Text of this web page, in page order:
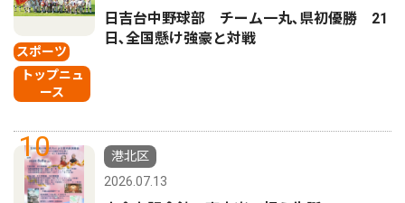
スポーツ
トップニュ
ース
日吉台中野球部 チーム一丸､県初優勝 21
日､全国懸け強豪と対戦
10
港北区
2026.07.13